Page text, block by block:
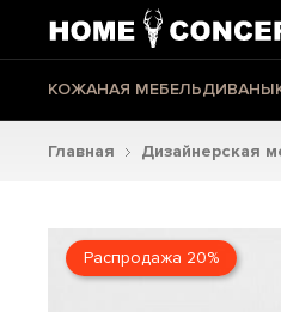
КОЖАНАЯ МЕБЕЛЬДИВАНЫ
Главная Дизайнерская
Распродажа 20%